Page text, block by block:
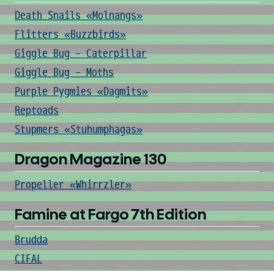
Death Snails «Molnangs»
Flitters «Buzzbirds»
Giggle Bug - Caterpillar
Giggle Bug - Moths
Purple Pygmies «Dagmits»
Reptoads
Stupmers «Stuhumphagas»
Dragon Magazine 130
Propeller «Whirrzler»
Famine at Fargo 7th Edition
Brudda
CIFAL